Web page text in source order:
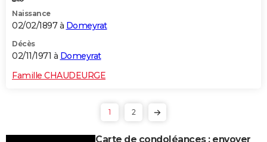
Naissance
02/02/1897 à Domeyrat
Décès
02/11/1971 à Domeyrat
Famille CHAUDEURGE
1 2
Carte de condoléances : envoyer